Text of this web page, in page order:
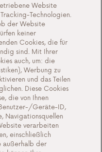
Sie uns
Website
Technologien.
der Website
keiner
Cookies, die für
sind. Mit Ihrer
auch, um: die
Werbung zu
und das Teilen
Diese Cookies
die von Ihnen
Geräte-ID,
Navigationsquellen
verarbeiten
einschließlich
außerhalb der